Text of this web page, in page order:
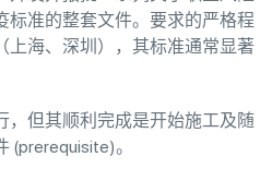
标准的整套文件。要求的严格程
上海、深圳），其标准通常显著
，但其顺利完成是开始施工及随
(prerequisite)。